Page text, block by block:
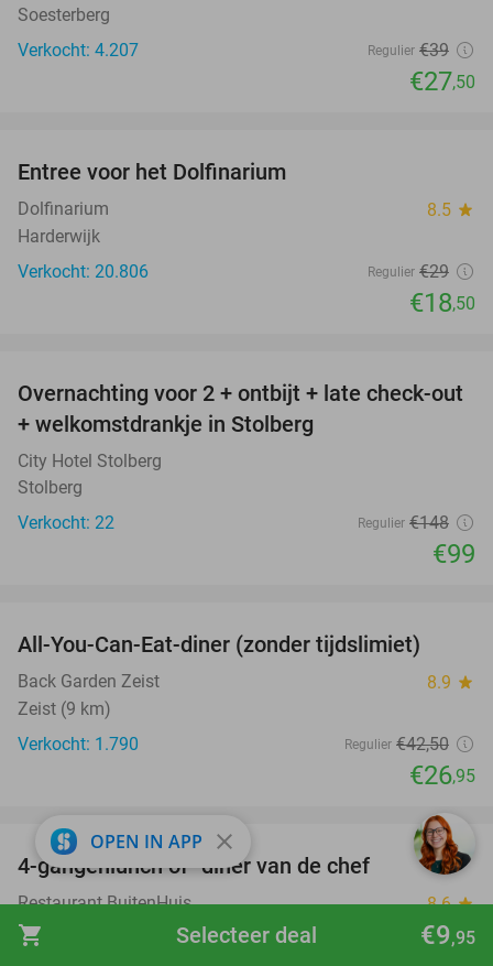
shopping_cart €9,95
Selecteer deal
Soesterberg
Verkocht: 4.207
Regulier €39
€27,50
Entree voor het Dolfinarium
Dolfinarium 8.5 star
Harderwijk
Verkocht: 20.806
Regulier €29
€18,50
33%
Overnachting voor 2 + ontbijt + late check-out
+ welkomstdrankje in Stolberg
City Hotel Stolberg
Stolberg
Verkocht: 22
Regulier €148
€99
All-You-Can-Eat-diner (zonder tijdslimiet)
Back Garden Zeist 8.9 star
Zeist (9 km)
Verkocht: 1.790
Regulier €42,50
€26,95
25%
favorite_border
4-gangenlunch of -diner van de chef
Restaurant BuitenHuis 8.6star
Leusden
OPEN IN APP close